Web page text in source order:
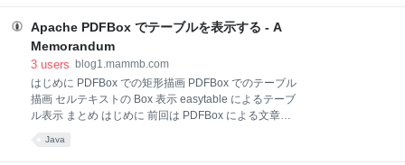
を行うのであれば Netty を使えば良いのですが、Netty
に至るまでの標準APIの変遷についての話題は知って
おいて損はない内容だと思います。 いまさら書く必要
た情報源も乏しいため、Java標準APIを利用したネッ
トワークプログラミングについて説明していきます。
プログラミングモデルの変遷 Java でネットワークプ
ログラミングを行うには、JDK1.4 以前では Socket を
Apache PDFBox でテーブルを表示する - A
Memorandum
3 users blog1.mammb.com
はじめに PDFBox での矩形描画 PDFBox でのテーブル
描画 セルテキストの Box 表示 easytable によるテーブ
ル表示 まとめ はじめに 前回は PDFBox による文章の
Java